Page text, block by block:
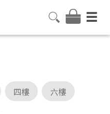
四樓 六樓